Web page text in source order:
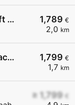
1,789 €
2,0 km
AVIA XPress (unser Service: Luft und Wasser)
1,799 €
1,7 km
OMV - Tausendblum/Neulengbach Tullner Straße 64
≥ 1,799 €